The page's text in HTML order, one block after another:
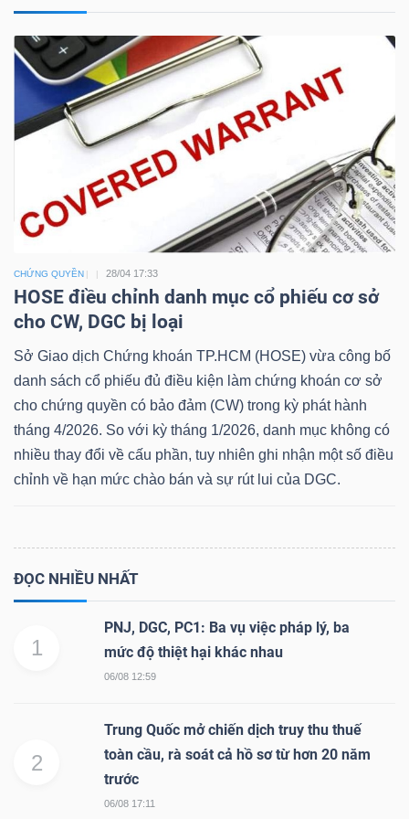
CHỨNG QUYỀN 28/04 17:33
HOSE điều chỉnh danh mục cổ phiếu cơ sở
cho CW, DGC bị loại
Sở Giao dịch Chứng khoán TP.HCM (HOSE) vừa công bố
danh sách cổ phiếu đủ điều kiện làm chứng khoán cơ sở
cho chứng quyền có bảo đảm (CW) trong kỳ phát hành
tháng 4/2026. So với kỳ tháng 1/2026, danh mục không có
nhiều thay đổi về cấu phần, tuy nhiên ghi nhận một số điều
chỉnh về hạn mức chào bán và sự rút lui của DGC.
ĐỌC NHIỀU NHẤT
1
PNJ, DGC, PC1: Ba vụ việc pháp lý, ba
mức độ thiệt hại khác nhau
06/08 12:59
2
Trung Quốc mở chiến dịch truy thu thuế
toàn cầu, rà soát cả hồ sơ từ hơn 20 năm
trước
06/08 17:11
Công
cụ
Truyền
thông
tài
chính
tài
chính